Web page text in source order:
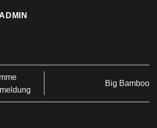
ADMIN
Big Bamboo